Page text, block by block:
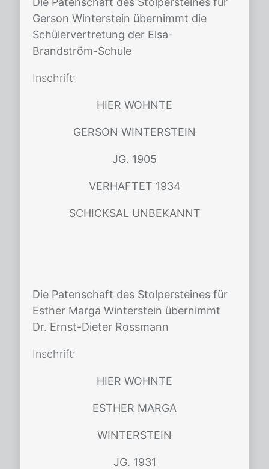
Gerson Winterstein übernimmt die
Schülervertretung der Elsa-
Brandström-Schule
In­schrift:
HIER WOHNTE
GERSON WINTERSTEIN
JG. 1905
VERHAFTET 1934
SCHICKSAL UNBEKANNT
Die Patenschaft des Stolpersteines für
Esther Marga Winterstein übernimmt
Dr. Ernst-Dieter Rossmann
In­schrift:
HIER WOHNTE
ESTHER MARGA
WINTERSTEIN
JG. 1931